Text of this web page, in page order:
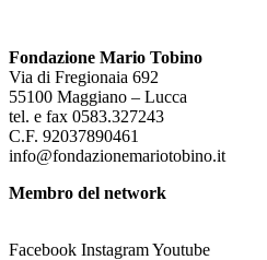
Fondazione Mario Tobino
Via di Fregionaia 692
55100 Maggiano – Lucca
tel. e fax 0583.327243
C.F. 92037890461
info@fondazionemariotobino.it
Membro del network
Facebook InstagramYoutube